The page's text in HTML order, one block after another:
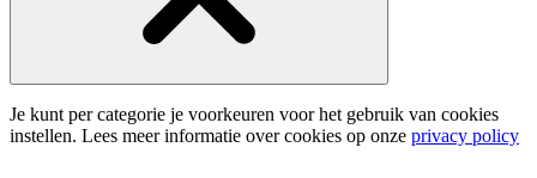
Je kunt per categorie je voorkeuren voor het gebruik van cookies
instellen. Lees meer informatie over cookies op onze privacy policy